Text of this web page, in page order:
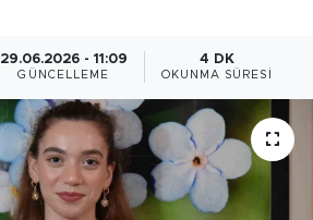
29.06.2026 - 11:09
GÜNCELLEME
4 DK
OKUNMA SÜRESI